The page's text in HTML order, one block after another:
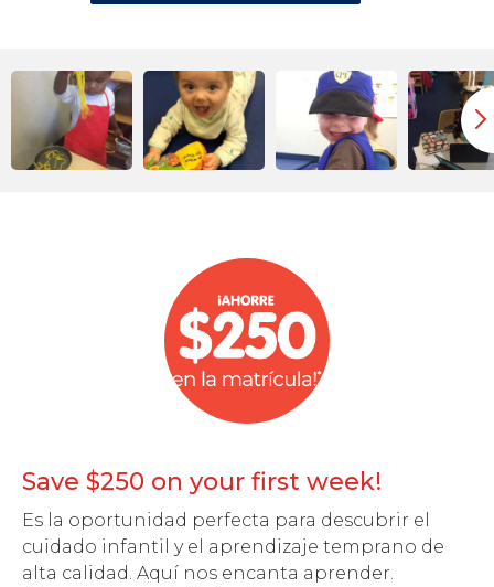
Save $250 on your first week!
Es la oportunidad perfecta para descubrir el
cuidado infantil y el aprendizaje temprano de
alta calidad. Aquí nos encanta aprender.